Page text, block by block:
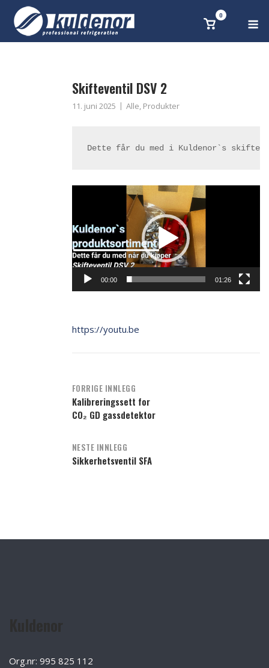
content
Se 0
Skifteventil DSV 2
11. juni 2025 Alle, Produkter
Dette får du med i Kuldenor`s
Videoavspiller
00:00 01:26
https://youtu.be
Post
navigation
FORRIGE INNLEGG
Kalibreringssett for
CO₂ GD gassdetektor
NESTE INNLEGG
Sikkerhetsventil SFA
Org.nr: 995 825 112